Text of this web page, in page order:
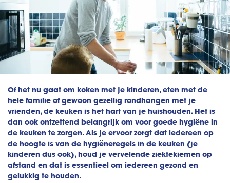
Of het nu gaat om koken met je kinderen, eten met de
hele familie of gewoon gezellig rondhangen met je
vrienden, de keuken is het hart van je huishouden. Het is
dan ook ontzettend belangrijk om voor goede hygiëne in
de keuken te zorgen. Als je ervoor zorgt dat iedereen op
de hoogte is van de hygiëneregels in de keuken (je
kinderen dus ook), houd je vervelende ziektekiemen op
afstand en dat is essentieel om iedereen gezond en
gelukkig te houden.